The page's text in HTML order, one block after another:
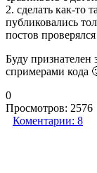
2. сделать как-то
публиковались
постов
Буду
спримерами кода
0
Просмотров: 2576
Коментарии: 8